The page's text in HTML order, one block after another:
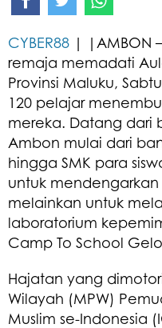
CYBER88 | |​AMBON
remaja memadati
Provinsi Maluku,
120 pelajar
mereka. Datang dari
Ambon mulai dari
hingga SMK para
untuk
melainkan untuk
laboratorium
Camp To School
​Hajatan yang
Wilayah (MPW)
Muslim se-Indonesia